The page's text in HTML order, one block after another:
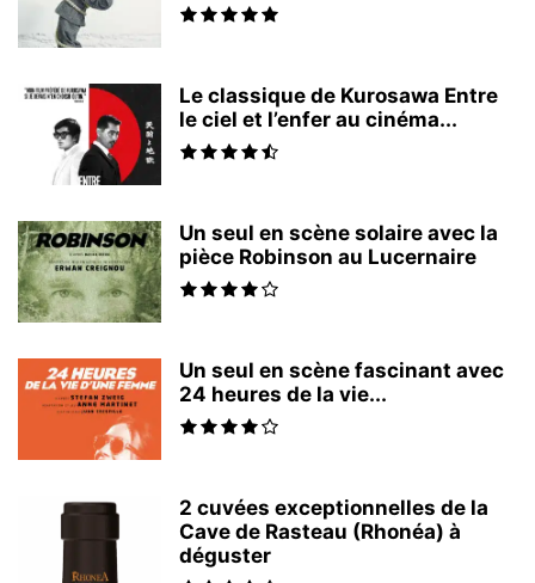
Le classique de Kurosawa Entre
le ciel et l’enfer au cinéma...
Un seul en scène solaire avec la
pièce Robinson au Lucernaire
Un seul en scène fascinant avec
24 heures de la vie...
2 cuvées exceptionnelles de la
Cave de Rasteau (Rhonéa) à
déguster